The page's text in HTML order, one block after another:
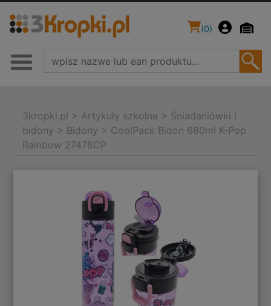
(0)
3kropki.pl > Artykuły szkolne > Śniadaniówki i
bidony > Bidony > CoolPack Bidon 680ml K-Pop
Rainbow 27478CP